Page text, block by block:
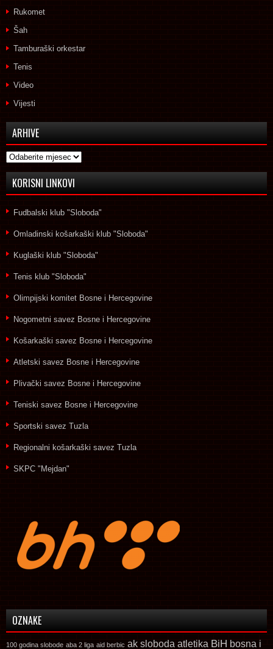
Rukomet
Šah
Tamburaški orkestar
Tenis
Video
Vijesti
ARHIVE
Arhive
KORISNI LINKOVI
Fudbalski klub "Sloboda"
Omladinski košarkaški klub "Sloboda"
Kuglaški klub "Sloboda"
Tenis klub "Sloboda"
Olimpijski komitet Bosne i Hercegovine
Nogometni savez Bosne i Hercegovine
Košarkaški savez Bosne i Hercegovine
Atletski savez Bosne i Hercegovine
Plivački savez Bosne i Hercegovine
Teniski savez Bosne i Hercegovine
Sportski savez Tuzla
Regionalni košarkaški savez Tuzla
SKPC "Mejdan"
OZNAKE
100 godina slobode aba 2 liga aid berbic ak sloboda atletika BiH bosna i